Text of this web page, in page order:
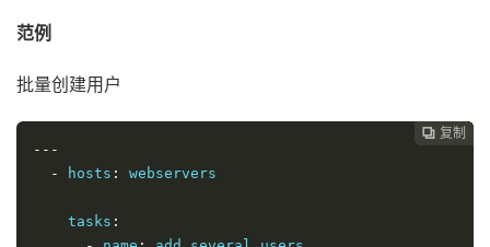
范例
批量创建用户
 复制
 复制
 复制
 复制
 复制
 复制
 复制
 复制
 复制
 复制
 复制
---
-
hosts : webservers
    tasks
: